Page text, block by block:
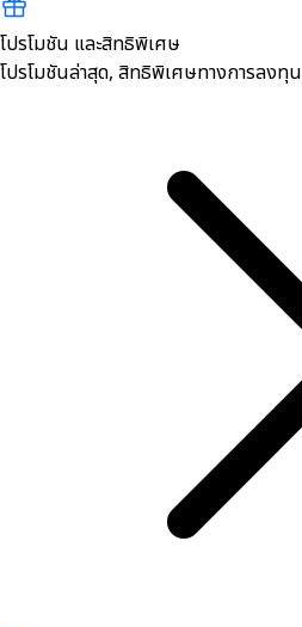
โปรโมชัน และสิทธิพิเศษ
โปรโมชันล่าสุด, สิทธิพิเศษทางการลงทุน